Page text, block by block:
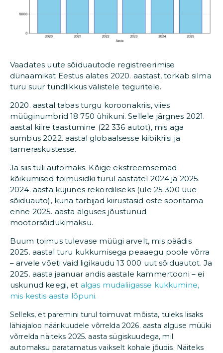
Vaadates uute sõiduautode registreerimise
dünaamikat Eestus alates 2020. aastast, torkab silma
turu suur tundlikkus välistele teguritele.
2020. aastal tabas turgu koroonakriis, viies
müüginumbrid 18 750 ühikuni. Sellele järgnes 2021.
aastal kiire taastumine (22 336 autot), mis aga
sumbus 2022. aastal globaalsesse kiibikriisi ja
tarneraskustesse.
Ja siis tuli automaks. Kõige ekstreemsemad
kõikumised toimusidki turul aastatel 2024 ja 2025.
2024. aasta kujunes rekordiliseks (üle 25 300 uue
sõiduauto), kuna tarbijad kiirustasid oste sooritama
enne 2025. aasta alguses jõustunud
mootorsõidukimaksu.
Buum toimus tulevase müügi arvelt, mis päädis
2025. aastal turu kukkumisega peaaegu poole võrra
– arvele võeti vaid ligikaudu 13 000 uut sõiduautot. Ja
2025. aasta jaanuar andis aastale kammertooni – ei
uskunud keegi, et algas mudaliigasse kukkumine,
mis kestis aasta lõpuni.
Selleks, et paremini turul toimuvat mõista, tuleks lisaks
lähiajaloo näärikuudele võrrelda 2026. aasta alguse müüki
võrrelda näiteks 2025. aasta sügiskuudega, mil
automaksu paratamatus vaikselt kohale jõudis. Näiteks